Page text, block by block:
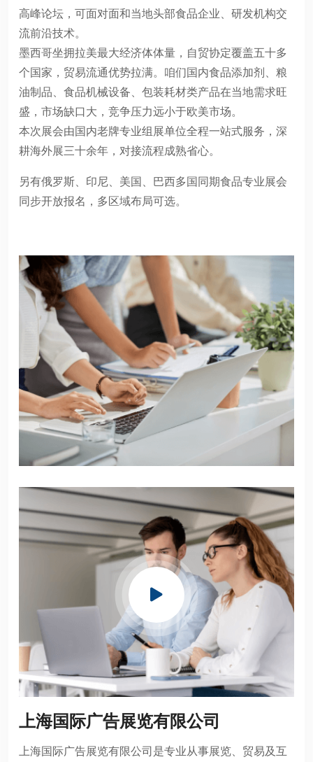
高峰论坛，可面对面和当地头部食品企业、研发机构交
流前沿技术。
墨西哥坐拥拉美最大经济体体量，自贸协定覆盖五十多
个国家，贸易流通优势拉满。咱们国内食品添加剂、粮
油制品、食品机械设备、包装耗材类产品在当地需求旺
盛，市场缺口大，竞争压力远小于欧美市场。
本次展会由国内老牌专业组展单位全程一站式服务，深
耕海外展三十余年，对接流程成熟省心。
另有俄罗斯、印尼、美国、巴西多国同期食品专业展会
同步开放报名，多区域布局可选。
上海国际广告展览有限公司
上海国际广告展览有限公司是专业从事展览、贸易及互